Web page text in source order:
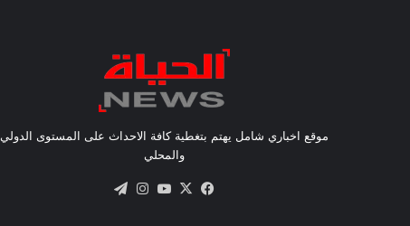
موقع اخباري شامل يهتم بتغطية كافة الاحداث على المستوى الدولي
والمحلي
فيسبوك
X يوتيوبانستقرام